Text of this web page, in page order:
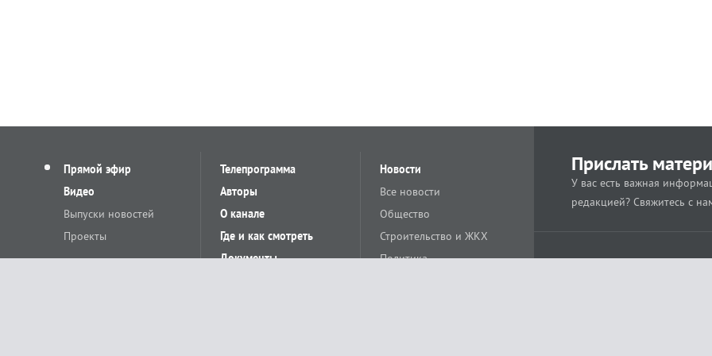
Прямой эфир
Видео
Выпуски новостей
Проекты
Телепрограмма
Авторы
О канале
Где и как смотреть
Документы
Новости
Все новости
Общество
Строительство и ЖКХ
Политика
Прислать
У вас есть важная
редакцией? Свяжитесь с